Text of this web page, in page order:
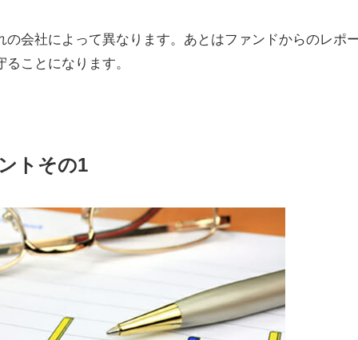
会社によって異なります。あとはファンドからのレポ
ことになります。
トその1